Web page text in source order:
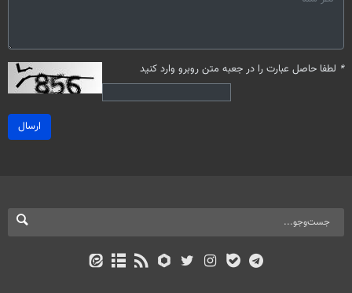
* لطفا حاصل عبارت را در جعبه متن روبرو وارد کنید
ارسال